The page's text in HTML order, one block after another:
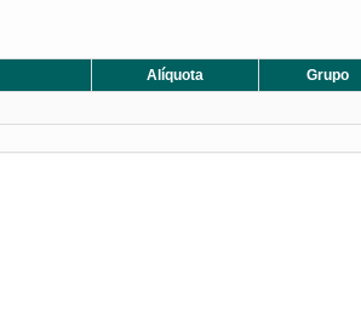
Alíquota Grupo